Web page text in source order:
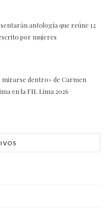
antología que reúne 12
por mujeres
mirarse dentro» de Carmen
en la FIL Lima 2026